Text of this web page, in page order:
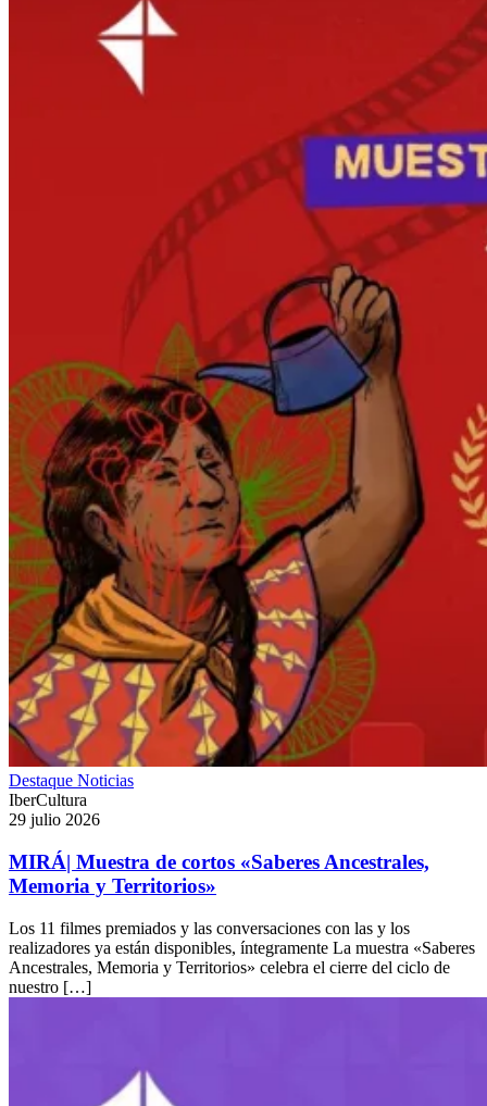
Destaque Noticias
IberCultura
29 julio 2026
MIRÁ| Muestra de cortos «Saberes Ancestrales,
Memoria y Territorios»
Los 11 filmes premiados y las conversaciones con las y los
realizadores ya están disponibles, íntegramente La muestra «Saberes
Ancestrales, Memoria y Territorios» celebra el cierre del ciclo de
nuestro […]